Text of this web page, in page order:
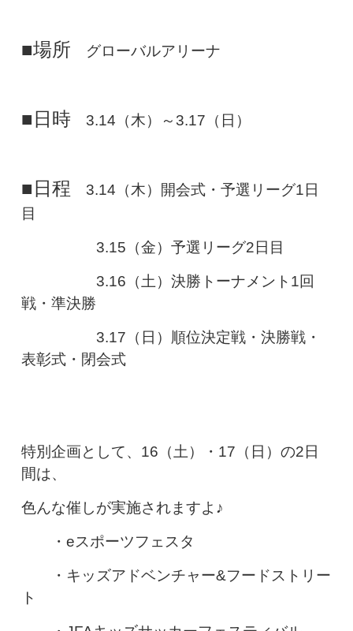
■場所 グローバルアリーナ
■日時 3.14（木）～3.17（日）
■日程 3.14（木）開会式・予選リーグ1日
目
3.15（金）予選リーグ2日目
3.16（土）決勝トーナメント1回
戦・準決勝
3.17（日）順位決定戦・決勝戦・
表彰式・閉会式
特別企画として、16（土）・17（日）の2日
間は、
色んな催しが実施されますよ♪
・eスポーツフェスタ
・キッズアドベンチャー&フードストリー
ト